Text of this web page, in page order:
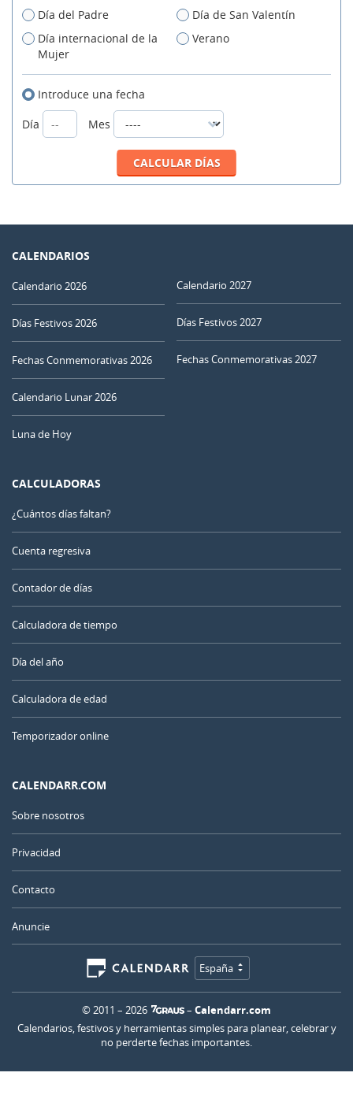
Día del Padre
Día de San Valentín
Día internacional de la
Mujer
Verano
Introduce una fecha
Día
Mes
CALENDARIOS
Calendario 2026
Días Festivos 2026
Fechas Conmemorativas 2026
Calendario Lunar 2026
Luna de Hoy
Calendario 2027
Días Festivos 2027
Fechas Conmemorativas 2027
CALCULADORAS
¿Cuántos días faltan?
Cuenta regresiva
Contador de días
Calculadora de tiempo
Día del año
Calculadora de edad
Temporizador online
CALENDARR.COM
Sobre nosotros
Privacidad
Contacto
Anuncie
España
© 2011 – 2026 – Calendarr.com
Calendarios, festivos y herramientas simples para planear, celebrar y
no perderte fechas importantes.